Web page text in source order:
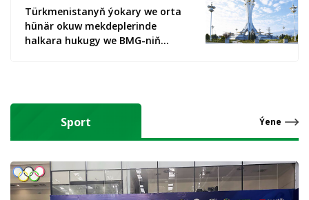
Türkmenistanyň ýokary we orta
hünär okuw mekdeplerinde
halkara hukugy we BMG-niň
Sport Ýene